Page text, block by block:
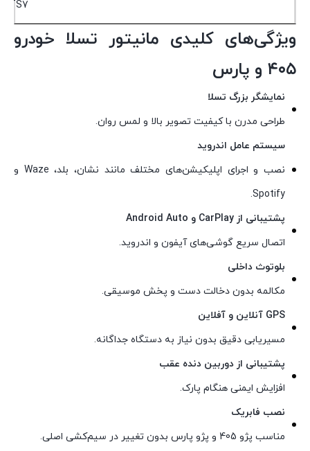
TS7
ویژگی‌های کلیدی مانیتور تسلا خودرو
۴۰۵ و پارس
نمایشگر بزرگ تسلا
طراحی مدرن با کیفیت تصویر بالا و لمس روان.
سیستم عامل اندروید
نصب و اجرای اپلیکیشن‌های مختلف مانند نشان، بلد، Waze و
Spotify.
پشتیبانی از CarPlay و Android Auto
اتصال سریع گوشی‌های آیفون و اندروید.
بلوتوث داخلی
مکالمه بدون دخالت دست و پخش موسیقی.
GPS آنلاین و آفلاین
مسیریابی دقیق بدون نیاز به دستگاه جداگانه.
پشتیبانی از دوربین دنده عقب
افزایش ایمنی هنگام پارک.
نصب فابریک
مناسب پژو 405 و پژو پارس بدون تغییر در سیم‌کشی اصلی.